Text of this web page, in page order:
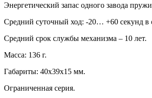
Энергетический запас одного завода
Средний суточный ход: -20… +60 секунд в
Средний срок службы механизма – 10 лет.
Масса: 136 г.
Габариты: 40х39х15 мм.
Ограниченная серия.